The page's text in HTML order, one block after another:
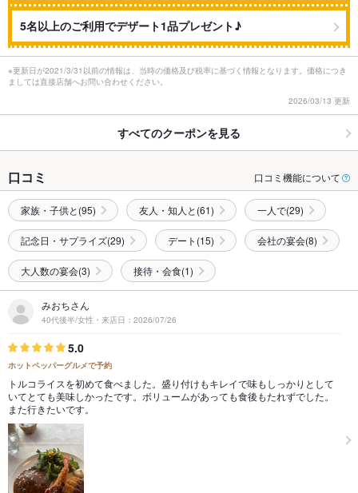
5名以上のご利用でデザート1品プレゼント♪
※更新日が2021/3/31以前の情報は、当時の価格及び税率に基づく情報となります。価格につき
ましては直接店舗へお問い合わせください。
2026/03/13 更新
すべてのクーポンを見る
口コミ 口コミ機能について
家族・子供と(95) 友人・知人と(61) 一人で(29)
記念日・サプライズ(29) デート(15) 会社の宴会(8)
大人数の宴会(3) 接待・会食(1)
みおちさん
40代後半/女性・来店日：2026/07/26
5.0
ホットペッパーグルメで予約
トルコライスを初めて食べました。盛り付けもキレイで味もしっかりとして
いてとても美味しかったです。ボリュームがあっても食後もたれずでした。
また行きたいです。